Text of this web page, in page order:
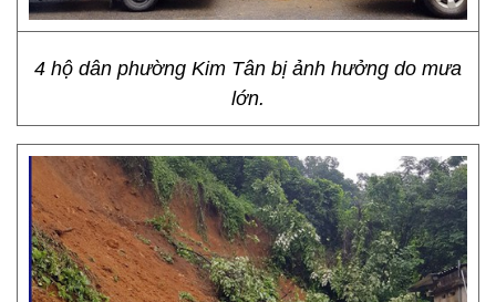
4 hộ dân phường Kim Tân bị ảnh hưởng do mưa
lớn.